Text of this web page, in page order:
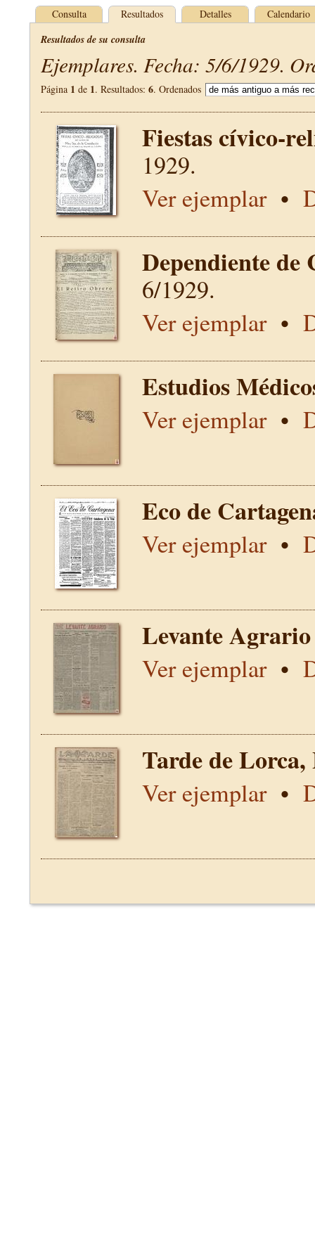
Consulta Resultados Detalles Calendario
Resultados de su consulta
Ejemplares. Fecha: 5/6/1929.
Página 1 de 1. Resultados: 6. Ordenados
Fiestas cívico-
1929.
Ver ejemplar•
Dependiente de
6/1929.
Ver ejemplar•
Estudios
Ver ejemplar•
Eco de
Ver ejemplar•
Levante
Ver ejemplar•
Tarde de
Ver ejemplar•